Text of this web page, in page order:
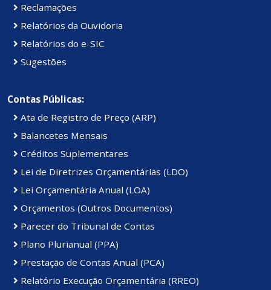
Reclamações
Relatórios da Ouvidoria
Relatórios do e-SIC
Sugestões
Contas Públicas:
Ata de Registro de Preço (ARP)
Balancetes Mensais
Créditos Suplementares
Lei de Diretrizes Orçamentárias (LDO)
Lei Orçamentária Anual (LOA)
Orçamentos (Outros Documentos)
Parecer do Tribunal de Contas
Plano Plurianual (PPA)
Prestação de Contas Anual (PCA)
Relatório Execução Orçamentária (RREO)